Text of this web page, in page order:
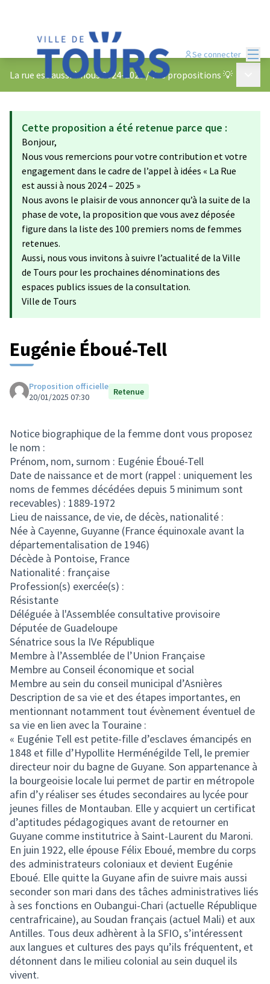
Se connecter
La rue est aussi à nous 2024-2025 /Vos propositions 💡
Cette proposition a été retenue parce que :
Bonjour,
Nous vous remercions pour votre contribution et votre
engagement dans le cadre de l’appel à idées « La Rue
est aussi à nous 2024 – 2025 »
Nous avons le plaisir de vous annoncer qu’à la suite de la
phase de vote, la proposition que vous avez déposée
figure dans la liste des 100 premiers noms de femmes
retenues.
Aussi, nous vous invitons à suivre l’actualité de la Ville
de Tours pour les prochaines dénominations des
espaces publics issues de la consultation.
Ville de Tours
Eugénie Éboué-Tell
Proposition officielle
20/01/2025 07:30
Retenue
Notice biographique de la femme dont vous proposez
le nom :
Prénom, nom, surnom : Eugénie Éboué-Tell
Date de naissance et de mort (rappel : uniquement les
noms de femmes décédées depuis 5 minimum sont
recevables) : 1889-1972
Lieu de naissance, de vie, de décès, nationalité :
Née à Cayenne, Guyanne (France équinoxale avant la
départementalisation de 1946)
Décède à Pontoise, France
Nationalité : française
Profession(s) exercée(s) :
Résistante
Déléguée à l'Assemblée consultative provisoire
Députée de Guadeloupe
Sénatrice sous la IVe République
Membre à l’Assemblée de l’Union Française
Membre au Conseil économique et social
Membre au sein du conseil municipal d’Asnières
Description de sa vie et des étapes importantes, en
mentionnant notamment tout évènement éventuel de
sa vie en lien avec la Touraine :
« Eugénie Tell est petite-fille d’esclaves émancipés en
1848 et fille d’Hypollite Herménégilde Tell, le premier
directeur noir du bagne de Guyane. Son appartenance à
la bourgeoisie locale lui permet de partir en métropole
afin d’y réaliser ses études secondaires au lycée pour
jeunes filles de Montauban. Elle y acquiert un certificat
d’aptitudes pédagogiques avant de retourner en
Guyane comme institutrice à Saint-Laurent du Maroni.
En juin 1922, elle épouse Félix Eboué, membre du corps
des administrateurs coloniaux et devient Eugénie
Eboué. Elle quitte la Guyane afin de suivre mais aussi
seconder son mari dans des tâches administratives liés
à ses fonctions en Oubangui-Chari (actuelle République
centrafricaine), au Soudan français (actuel Mali) et aux
Antilles. Tous deux adhèrent à la SFIO, s’intéressent
aux langues et cultures des pays qu’ils fréquentent, et
détonnent dans le milieu colonial au sein duquel ils
vivent.